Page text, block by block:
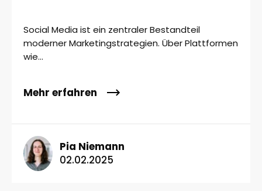
Social Media ist ein zentraler Bestandteil
moderner Marketingstrategien. Über Plattformen
wie...
Mehr erfahren
Pia Niemann
02.02.2025